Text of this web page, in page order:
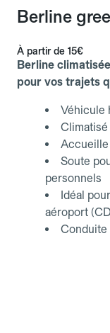
Berline
À partir de 15€
Berline
pour vos trajets
Véhicule
Accueille
Soute
personnels
Idéal
aéroport
Conduite